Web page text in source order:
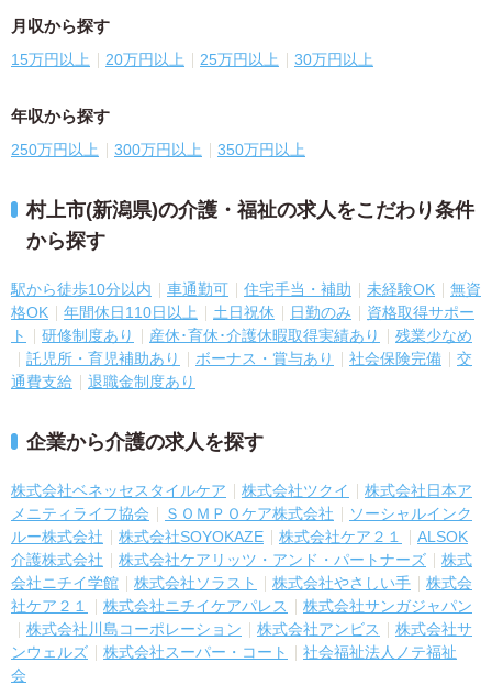
月収から探す
15万円以上 20万円以上 25万円以上 30万円以上
年収から探す
250万円以上 300万円以上 350万円以上
村上市(新潟県)の介護・福祉の求人をこだわり条件
から探す
駅から徒歩10分以内 車通勤可 住宅手当・補助 未経験OK
無資
格OK
年間休日110日以上 土日祝休 日勤のみ
資格取得サポー
ト
研修制度あり 産休･育休･介護休暇取得実績あり
残業少なめ
託児所・育児補助あり
ボーナス・賞与あり 社会保険完備
交
通費支給
退職金制度あり
企業から介護の求人を探す
株式会社ベネッセスタイルケア 株式会社ツクイ
株式会社日本ア
メニティライフ協会
ＳＯＭＰＯケア株式会社
ソーシャルインク
ルー株式会社
株式会社SOYOKAZE 株式会社ケア２１
ALSOK
介護株式会社
株式会社ケアリッツ・アンド・パートナーズ
株式
会社ニチイ学館
株式会社ソラスト 株式会社やさしい手
株式会
社ケア２１
株式会社ニチイケアパレス
株式会社サンガジャパン
株式会社川島コーポレーション
株式会社アンビス
株式会社サ
ンウェルズ
株式会社スーパー・コート
社会福祉法人ノテ福祉
会